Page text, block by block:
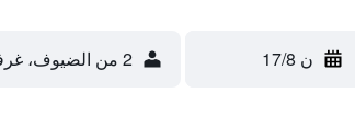
ن 17/8 2 من الضيوف، غرفة واحدة